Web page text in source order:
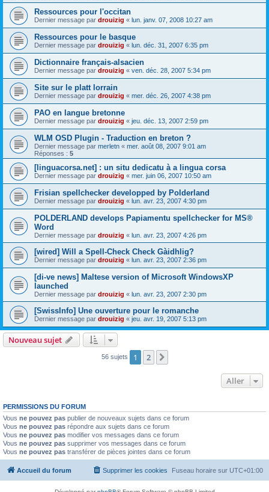
Ressources pour l'occitan
Dernier message par drouizig « lun. janv. 07, 2008 10:27 am
Ressources pour le basque
Dernier message par drouizig « lun. déc. 31, 2007 6:35 pm
Dictionnaire français-alsacien
Dernier message par drouizig « ven. déc. 28, 2007 5:34 pm
Site sur le platt lorrain
Dernier message par drouizig « mer. déc. 26, 2007 4:38 pm
PAO en langue bretonne
Dernier message par drouizig « jeu. déc. 13, 2007 2:59 pm
WLM OSD Plugin - Traduction en breton ?
Dernier message par merletn « mer. août 08, 2007 9:01 am
Réponses : 5
[linguacorsa.net] : un situ dedicatu à a lingua corsa
Dernier message par drouizig « mer. juin 06, 2007 10:50 am
Frisian spellchecker developped by Polderland
Dernier message par drouizig « lun. avr. 23, 2007 4:30 pm
POLDERLAND develops Papiamentu spellchecker for MS®
Word
Dernier message par drouizig « lun. avr. 23, 2007 4:26 pm
[wired] Will a Spell-Check Check Gàidhlig?
Dernier message par drouizig « lun. avr. 23, 2007 2:36 pm
[di-ve news] Maltese version of Microsoft WindowsXP
launched
Dernier message par drouizig « lun. avr. 23, 2007 2:30 pm
[SwissInfo] Une ouverture pour le romanche
Dernier message par drouizig « jeu. avr. 19, 2007 5:13 pm
Nouveau sujet
56 sujets 1 2
Aller
PERMISSIONS DU FORUM
Vous ne pouvez pas publier de nouveaux sujets dans ce forum
Vous ne pouvez pas répondre aux sujets dans ce forum
Vous ne pouvez pas modifier vos messages dans ce forum
Vous ne pouvez pas supprimer vos messages dans ce forum
Vous ne pouvez pas transférer de pièces jointes dans ce forum
Accueil du forum Fuseau horaire sur UTC+01:00
Supprimer les cookies